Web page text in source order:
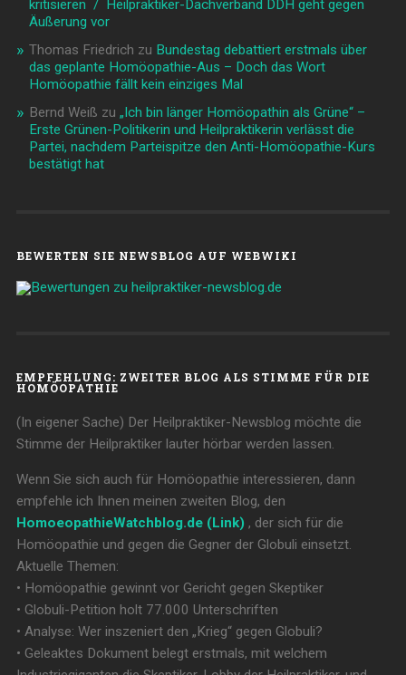
kritisieren / Heilpraktiker-Dachverband DDH geht gegen
Äußerung vor
Thomas Friedrich zu Bundestag debattiert erstmals über
das geplante Homöopathie-Aus – Doch das Wort
Homöopathie fällt kein einziges Mal
Bernd Weiß zu „Ich bin länger Homöopathin als Grüne“ –
Erste Grünen-Politikerin und Heilpraktikerin verlässt die
Partei, nachdem Parteispitze den Anti-Homöopathie-Kurs
bestätigt hat
BEWERTEN SIE NEWSBLOG AUF WEBWIKI
EMPFEHLUNG: ZWEITER BLOG ALS STIMME FÜR DIE
HOMÖOPATHIE
(In eigener Sache) Der Heilpraktiker-Newsblog möchte die
Stimme der Heilpraktiker lauter hörbar werden lassen.
Wenn Sie sich auch für Homöopathie interessieren, dann
empfehle ich Ihnen meinen zweiten Blog, den
HomoeopathieWatchblog.de (Link) , der sich für die
Homöopathie und gegen die Gegner der Globuli einsetzt.
Aktuelle Themen:
• Homöopathie gewinnt vor Gericht gegen Skeptiker
• Globuli-Petition holt 77.000 Unterschriften
• Analyse: Wer inszeniert den „Krieg“ gegen Globuli?
• Geleaktes Dokument belegt erstmals, mit welchem